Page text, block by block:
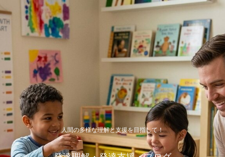
人間の多様な理解と支援を目指して！